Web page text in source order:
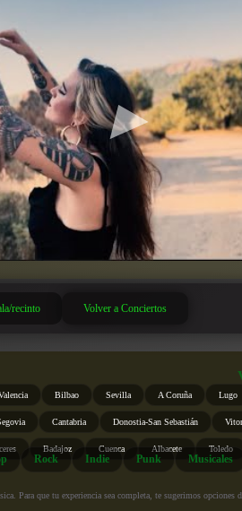
recinto Volver a Conciertos
Bilbao Sevilla A Coruña Lugo
Cantabria Donostia-San Sebastián
Badajoz Cuenca Albacete Toledo
Rock Indie Punk Musicales
Para que tu experiencia sea completa, te sugerimos